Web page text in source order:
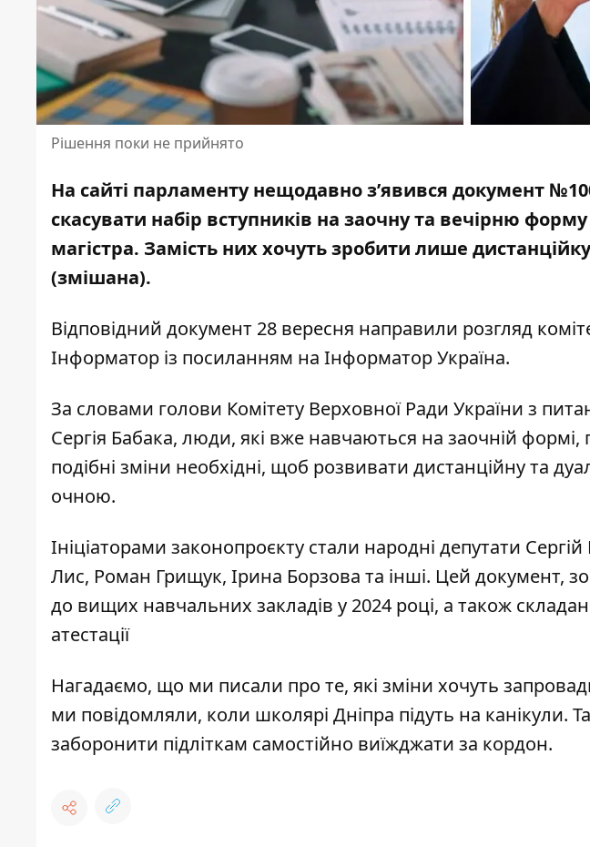
Рішення поки не прийнято
На сайті парламенту нещодавно з’явився документ
скасувати набір вступників на заочну та вечірню
магістра. Замість них хочуть зробити лише
(змішана).
Відповідний документ 28 вересня направили розгляд
Інформатор із посиланням на Інформатор Україна.
За словами голови Комітету Верховної Ради України з
Сергія Бабака, люди, які вже навчаються на заочній формі,
подібні зміни необхідні, щоб розвивати дистанційну та
очною.
Ініціаторами законопроєкту стали народні депутати
Лис, Роман Грищук, Ірина Борзова та інші. Цей документ,
до вищих навчальних закладів у 2024 році, а також
атестації
Нагадаємо, що ми писали про те, які зміни хочуть
ми повідомляли, коли школярі Дніпра підуть на канікули.
заборонити підліткам самостійно виїжджати за кордон.